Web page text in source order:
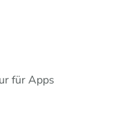
für Apps